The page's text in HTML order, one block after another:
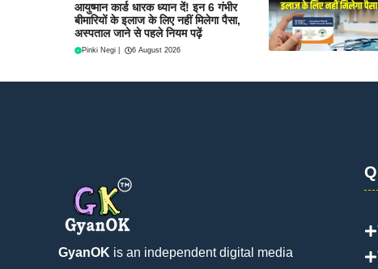
आयुष्मान कार्ड धारक ध्यान दें! इन 6 गंभीर
बीमारियों के इलाज के लिए नहीं मिलेगा पैसा,
अस्पताल जाने से पहले नियम पढ़ें
Pinki Negi 6 August 2026
GyanOK is an independent digital media